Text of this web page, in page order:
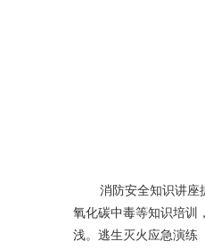
消防安全知识讲座
氧化碳中毒等知识培训
浅。逃生灭火应急演练